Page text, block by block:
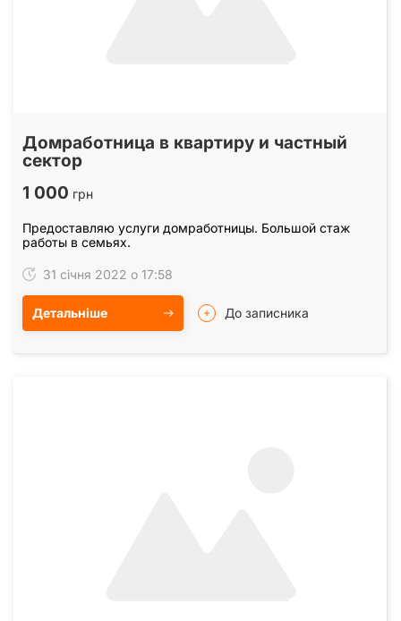
Домработница в квартиру и частный
сектор
1 000 грн
Предоставляю услуги домработницы. Большой стаж
работы в семьях.
31 січня 2022 о 17:58
Детальніше До записника